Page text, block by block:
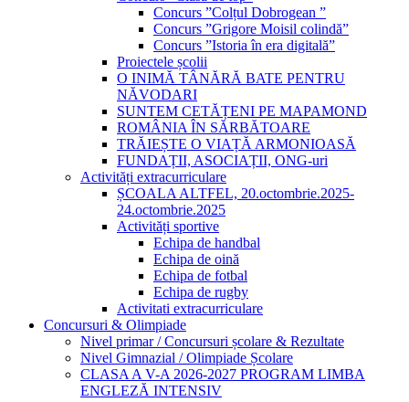
Concurs ”Colțul Dobrogean ”
Concurs ”Grigore Moisil colindă”
Concurs ”Istoria în era digitală”
Proiectele școlii
O INIMĂ TÂNĂRĂ BATE PENTRU
NĂVODARI
SUNTEM CETĂȚENI PE MAPAMOND
ROMÂNIA ÎN SĂRBĂTOARE
TRĂIEȘTE O VIAȚĂ ARMONIOASĂ
FUNDAȚII, ASOCIAȚII, ONG-uri
Activități extracurriculare
ȘCOALA ALTFEL, 20.octombrie.2025-
24.octombrie.2025
Activități sportive
Echipa de handbal
Echipa de oină
Echipa de fotbal
Echipa de rugby
Activitati extracurriculare
Concursuri & Olimpiade
Nivel primar / Concursuri școlare & Rezultate
Nivel Gimnazial / Olimpiade Școlare
CLASA A V-A 2026-2027 PROGRAM LIMBA
ENGLEZĂ INTENSIV